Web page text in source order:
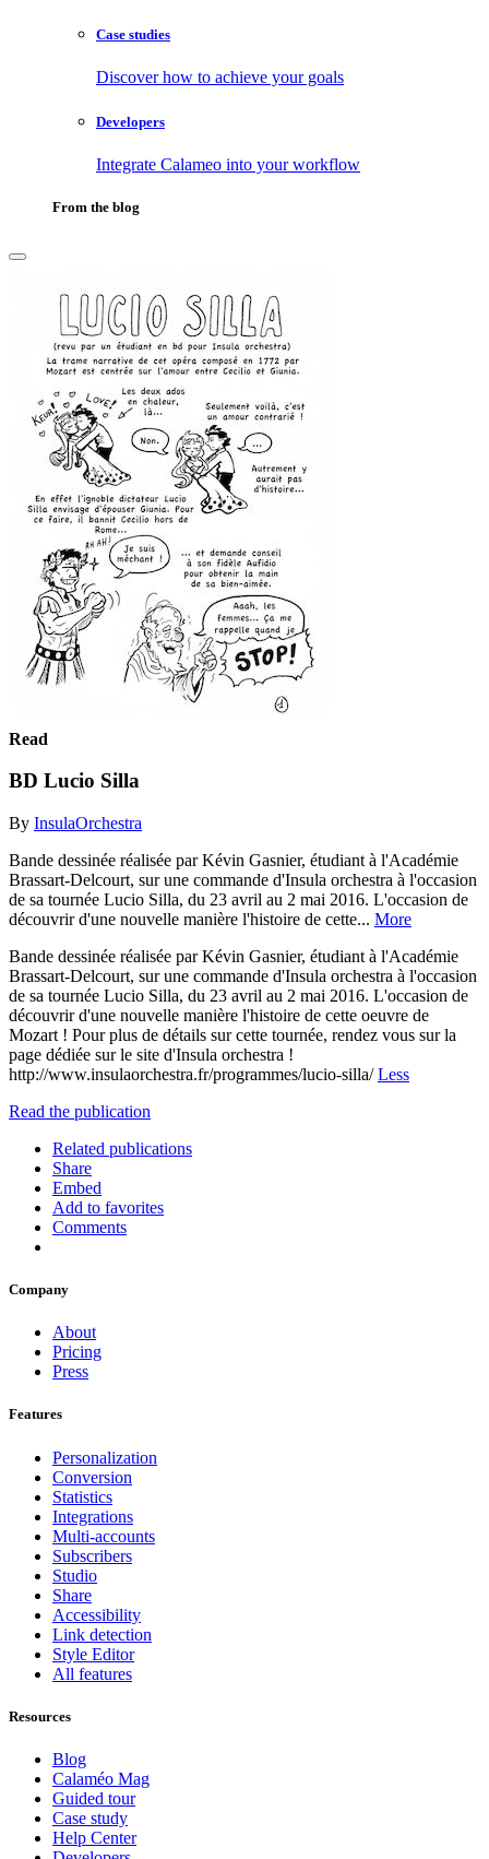
Case studies
Discover how to achieve your goals
Developers
Integrate Calameo into your workflow
From the blog
Read
BD Lucio Silla
By InsulaOrchestra
Bande dessinée réalisée par Kévin Gasnier, étudiant à l'Académie
Brassart-Delcourt, sur une commande d'Insula orchestra à l'occasion
de sa tournée Lucio Silla, du 23 avril au 2 mai 2016. L'occasion de
découvrir d'une nouvelle manière l'histoire de cette... More
Bande dessinée réalisée par Kévin Gasnier, étudiant à l'Académie
Brassart-Delcourt, sur une commande d'Insula orchestra à l'occasion
de sa tournée Lucio Silla, du 23 avril au 2 mai 2016. L'occasion de
découvrir d'une nouvelle manière l'histoire de cette oeuvre de
Mozart ! Pour plus de détails sur cette tournée, rendez vous sur la
page dédiée sur le site d'Insula orchestra !
http://www.insulaorchestra.fr/programmes/lucio-silla/Less
Read the publication
Related publications
Share
Embed
Add to favorites
Comments
Company
About
Pricing
Press
Features
Personalization
Conversion
Statistics
Integrations
Multi-accounts
Subscribers
Studio
Share
Accessibility
Link detection
Style Editor
All features
Resources
Blog
Calaméo Mag
Guided tour
Case study
Help Center